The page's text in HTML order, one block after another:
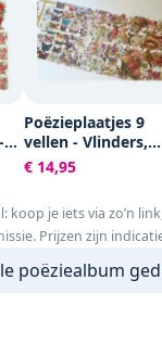
Poëzieplaatjes 9
vellen - Vlinders,
Vogels, Bloemen,
Poezen en Roosjes
€ 14,95
koop je iets via zo’n
Prijzen zijn
poëziealbum